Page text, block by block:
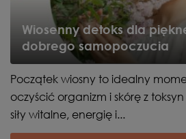
Wiosenny detoks dla
dobrego samopoczucia
Początek wiosny to idealny
oczyścić organizm i skórę z
siły witalne, energię i...